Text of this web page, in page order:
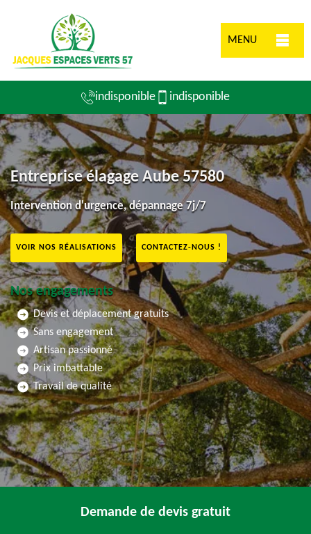
MENU
indisponible indisponible
Entreprise élagage Aube 57580
Intervention d'urgence, dépannage 7j/7
VOIR NOS RÉALISATIONS CONTACTEZ-NOUS !
Nos engagements
Devis et déplacement gratuits
Sans engagement
Artisan passionné
Prix imbattable
Travail de qualité
Demande de devis gratuit